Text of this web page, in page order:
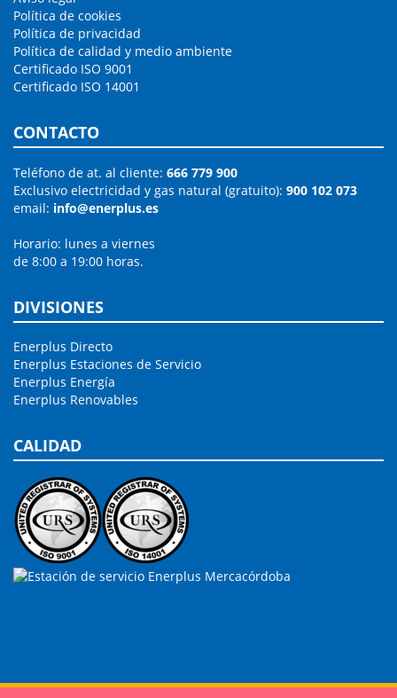
Política de cookies
Política de privacidad
Política de calidad y medio ambiente
Certificado ISO 9001
Certificado ISO 14001
CONTACTO
Teléfono de at. al cliente: 666 779 900
Exclusivo electricidad y gas natural (gratuito): 900 102 073
email: info@enerplus.es
Horario: lunes a viernes
de 8:00 a 19:00 horas.
DIVISIONES
Enerplus Directo
Enerplus Estaciones de Servicio
Enerplus Energía
Enerplus Renovables
CALIDAD